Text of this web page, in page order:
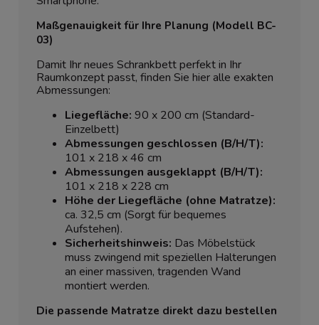
Maßgenauigkeit für Ihre Planung (Modell BC-
03)
Damit Ihr neues Schrankbett perfekt in Ihr
Raumkonzept passt, finden Sie hier alle exakten
Abmessungen:
Liegefläche: 90 x 200 cm (Standard-
Einzelbett)
Abmessungen geschlossen (B/H/T):
101 x 218 x 46 cm
Abmessungen ausgeklappt (B/H/T):
101 x 218 x 228 cm
Höhe der Liegefläche (ohne Matratze):
ca. 32,5 cm (Sorgt für bequemes
Aufstehen).
Sicherheitshinweis: Das Möbelstück
muss zwingend mit speziellen Halterungen
an einer massiven, tragenden Wand
montiert werden.
Die passende Matratze direkt dazu bestellen